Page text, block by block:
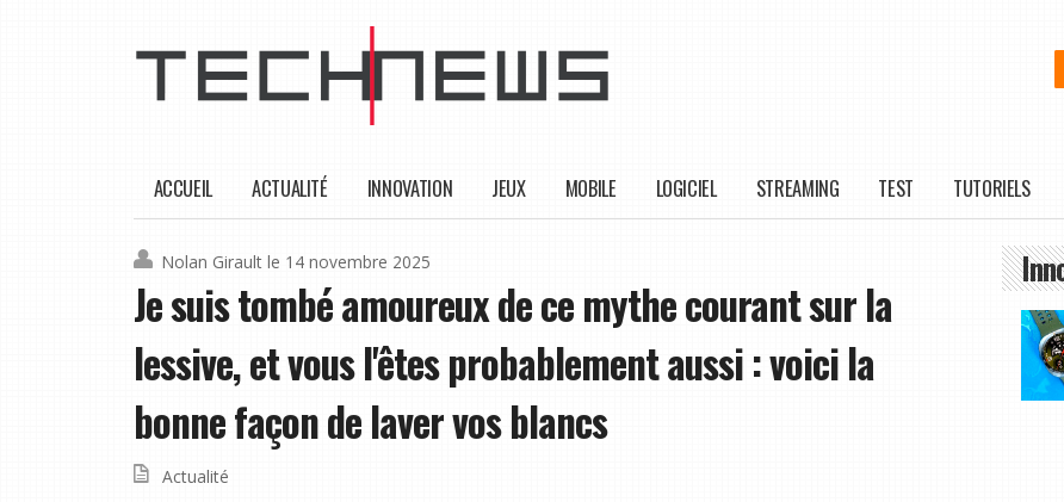
ACCUEIL ACTUALITÉ INNOVATION JEUX MOBILE LOGICIEL STREAMING TEST TUTORIELS
Nolan Girault le 14 novembre 2025
Je suis tombé amoureux de ce mythe courant sur la
lessive, et vous l'êtes probablement aussi : voici la
bonne façon de laver vos blancs
Actualité